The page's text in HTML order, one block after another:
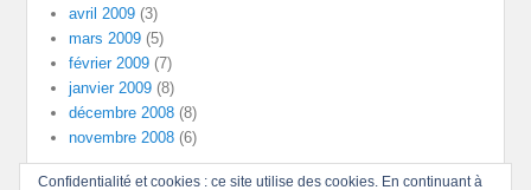
avril 2009 (3)
mars 2009 (5)
février 2009 (7)
janvier 2009 (8)
décembre 2008 (8)
novembre 2008 (6)
Confidentialité et cookies : ce site utilise des cookies. En continuant à